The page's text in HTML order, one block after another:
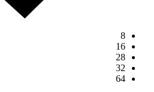
8
16
28
32
64